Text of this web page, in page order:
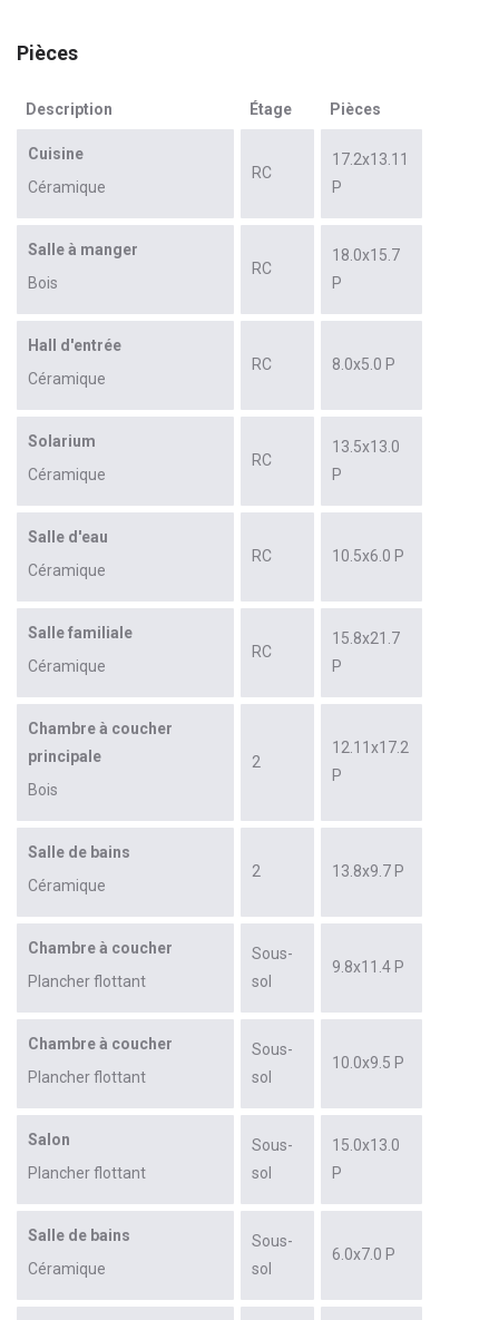
Pièces
Description Étage Pièces
Cuisine
Céramique
RC
17.2x13.11
P
Salle à manger
Bois
RC
18.0x15.7
P
Hall d'entrée
Céramique
RC 8.0x5.0 P
Solarium
Céramique
RC
13.5x13.0
P
Salle d'eau
Céramique
RC 10.5x6.0 P
Salle familiale
Céramique
RC
15.8x21.7
P
Chambre à coucher
principale
Bois
2
12.11x17.2
P
Salle de bains
Céramique
2 13.8x9.7 P
Chambre à coucher
Plancher flottant
Sous-
sol
9.8x11.4 P
Chambre à coucher
Plancher flottant
Sous-
sol
10.0x9.5 P
Salon
Plancher flottant
Sous-
sol
15.0x13.0
P
Salle de bains
Céramique
Sous-
sol
6.0x7.0 P